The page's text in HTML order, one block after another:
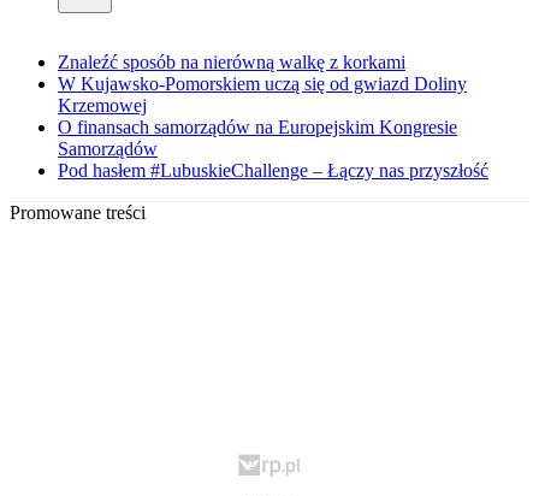
Znaleźć sposób na nierówną walkę z korkami
W Kujawsko-Pomorskiem uczą się od gwiazd Doliny
Krzemowej
O finansach samorządów na Europejskim Kongresie
Samorządów
Pod hasłem #LubuskieChallenge – Łączy nas przyszłość
Promowane treści